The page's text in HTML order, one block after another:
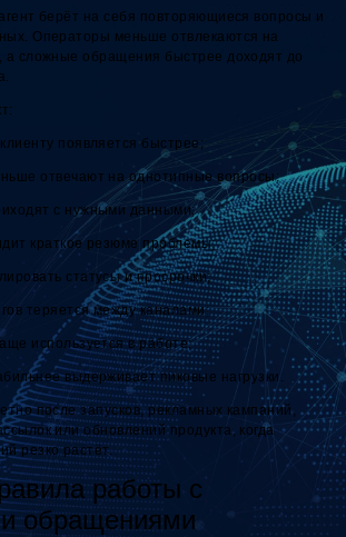
берёт на себя повторяющиеся вопросы и
Операторы меньше отвлекаются на
а сложные обращения быстрее доходят до
появляется быстрее;
отвечают на однотипные вопросы;
с нужными данными;
краткое резюме проблемы;
статусы и просрочки;
теряется между каналами;
используется в работе;
выдерживает пиковые нагрузки.
после запусков, рекламных кампаний,
или обновлений продукта, когда
резко растёт.
работы с
обращениями